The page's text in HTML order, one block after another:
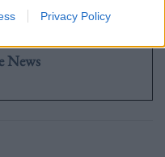
Privacy Policy
News